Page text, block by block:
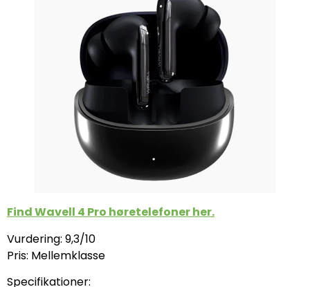
Find Wavell 4 Pro høretelefoner her.
Vurdering: 9,3/10
Pris: Mellemklasse
Specifikationer: